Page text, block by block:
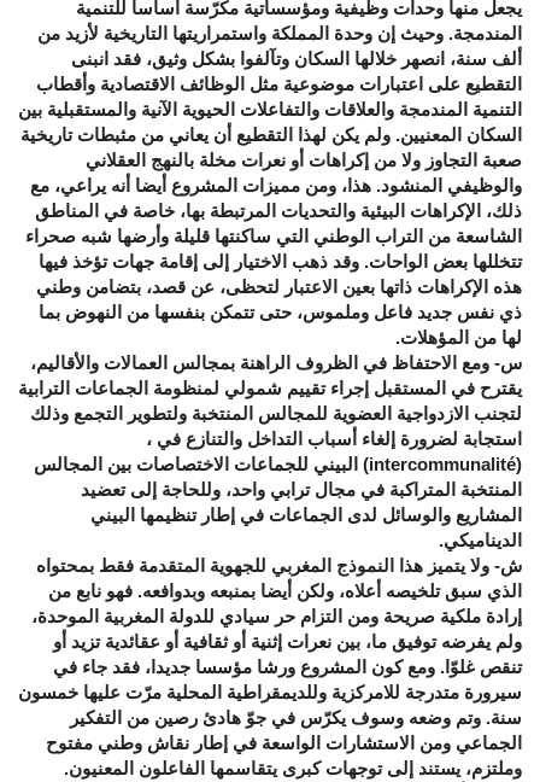
يجعل منها وحدات وظيفية ومؤسساتية مكرّسة أساسا للتنمية
المندمجة. وحيث إن وحدة المملكة واستمراريتها التاريخية لأزيد من
ألف سنة، انصهر خلالها السكان وتآلفوا بشكل وثيق، فقد انبنى
التقطيع على اعتبارات موضوعية مثل الوظائف الاقتصادية وأقطاب
التنمية المندمجة والعلاقات والتفاعلات الحيوية الآنية والمستقبلية بين
السكان المعنيين. ولم يكن لهذا التقطيع أن يعاني من مثبطات تاريخية
صعبة التجاوز ولا من إكراهات أو نعرات مخلة بالنهج العقلاني
والوظيفي المنشود. هذا، ومن مميزات المشروع أيضا أنه يراعي، مع
ذلك، الإكراهات البيئية والتحديات المرتبطة بها، خاصة في المناطق
الشاسعة من التراب الوطني التي ساكنتها قليلة وأرضها شبه صحراء
تتخللها بعض الواحات. وقد ذهب الاختيار إلى إقامة جهات تؤخذ فيها
هذه الإكراهات ذاتها بعين الاعتبار لتحظى، عن قصد، بتضامن وطني
ذي نفس جديد فاعل وملموس، حتى تتمكن بنفسها من النهوض بما
لها من المؤهلات.
س- ومع الاحتفاظ في الظروف الراهنة بمجالس العمالات والأقاليم،
يقترح في المستقبل إجراء تقييم شمولي لمنظومة الجماعات الترابية
لتجنب الازدواجية العضوية للمجالس المنتخبة ولتطوير التجمع وذلك
استجابة لضرورة إلغاء أسباب التداخل والتنازع في ،
(intercommunalité) البيني للجماعات الاختصاصات بين المجالس
المنتخبة المتراكبة في مجال ترابي واحد، وللحاجة إلى تعضيد
المشاريع والوسائل لدى الجماعات في إطار تنظيمها البيني
الديناميكي.
ش- ولا يتميز هذا النموذج المغربي للجهوية المتقدمة فقط بمحتواه
الذي سبق تلخيصه أعلاه، ولكن أيضا بمنبعه وبدوافعه. فهو نابع من
إرادة ملكية صريحة ومن التزام حر سيادي للدولة المغربية الموحدة،
ولم يفرضه توفيق ما، بين نعرات إثنية أو ثقافية أو عقائدية تزيد أو
تنقص غلوّا. ومع كون المشروع ورشا مؤسسا جديدا، فقد جاء في
سيرورة متدرجة للامركزية وللديمقراطية المحلية مرّت عليها خمسون
سنة. وتم وضعه وسوف يكرّس في جوّ هادئ رصين من التفكير
الجماعي ومن الاستشارات الواسعة في إطار نقاش وطني مفتوح
وملتزم، يستند إلى توجهات كبرى يتقاسمها الفاعلون المعنيون.